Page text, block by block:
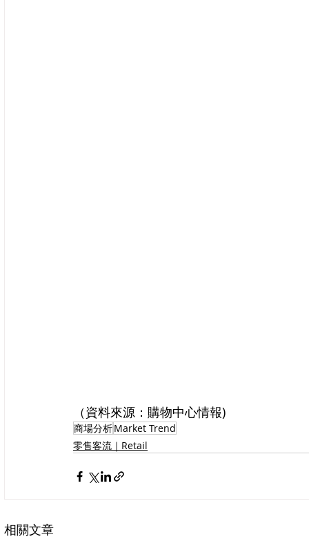
（資料來源：購物中心情報)
商場分析Market Trend
零售客流｜Retail
相關文章